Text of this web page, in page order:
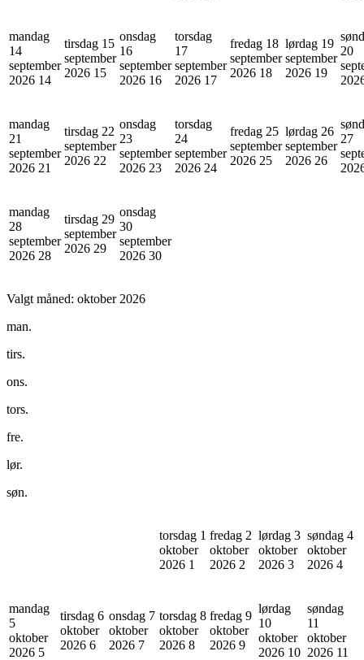
mandag
14
september
2026 14
tirsdag 15
september
2026 15
onsdag
16
september
2026 16
torsdag
17
september
2026 17
fredag 18
september
2026 18
lørdag 19
september
2026 19
20
mandag
21
september
2026 21
tirsdag 22
september
2026 22
onsdag
23
september
2026 23
torsdag
24
september
2026 24
fredag 25
september
2026 25
lørdag 26
september
2026 26
27
mandag
28
september
2026 28
tirsdag 29
september
2026 29
onsdag
30
september
2026 30
Valgt måned: oktober 2026
man.
tirs.
ons.
tors.
fre.
lør.
søn.
torsdag 1
oktober
2026 1
fredag 2
oktober
2026 2
lørdag 3
oktober
2026 3
søndag 4
oktober
2026 4
mandag
5
oktober
2026 5
tirsdag 6
oktober
2026 6
onsdag 7
oktober
2026 7
torsdag 8
oktober
2026 8
fredag 9
oktober
2026 9
lørdag
10
oktober
2026 10
søndag
11
oktober
2026 11